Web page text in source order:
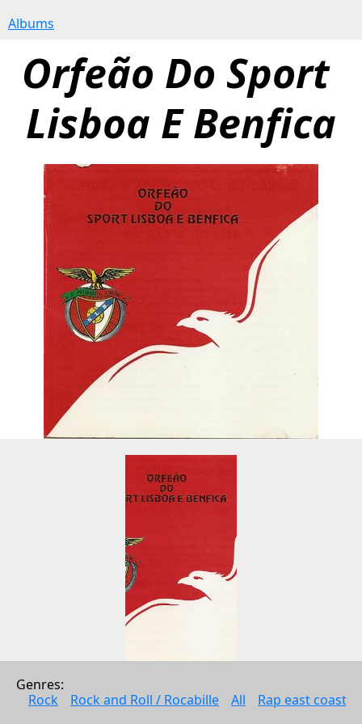
Albums
Orfeão Do Sport
Lisboa E Benfica
Orfeão Do Sport Lisboa E Benfica
Genres:
Rock
Rock and Roll / Rocabille All Rap east coast